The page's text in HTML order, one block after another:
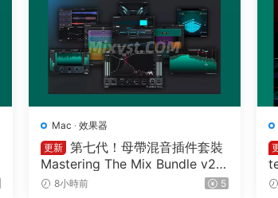
Mac · 效果器
更新
第七代！母帶混音插件套裝
Mastering The Mix Bundle v20
26.08.03 U2B MAC-MORiA
8小時前 5